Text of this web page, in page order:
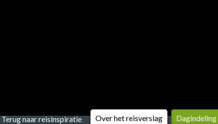
Terug naar reisinspiratie Over het reisverslag Dagindeling